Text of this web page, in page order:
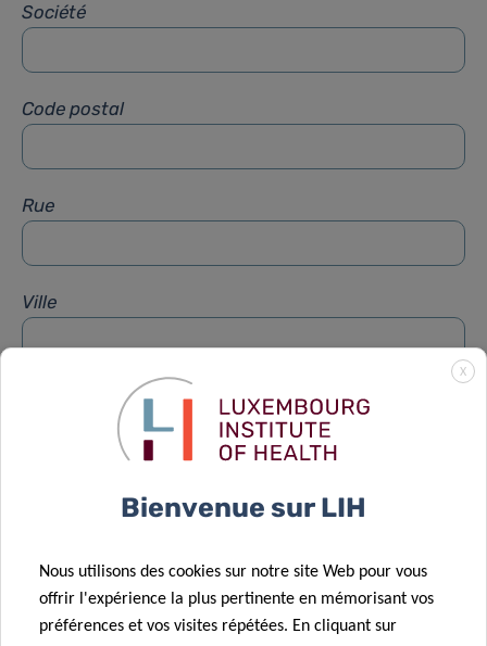
Société
Code postal
Rue
Ville
X
Bienvenue sur LIH
Nous utilisons des cookies sur notre site Web pour vous
offrir l'expérience la plus pertinente en mémorisant vos
préférences et vos visites répétées. En cliquant sur